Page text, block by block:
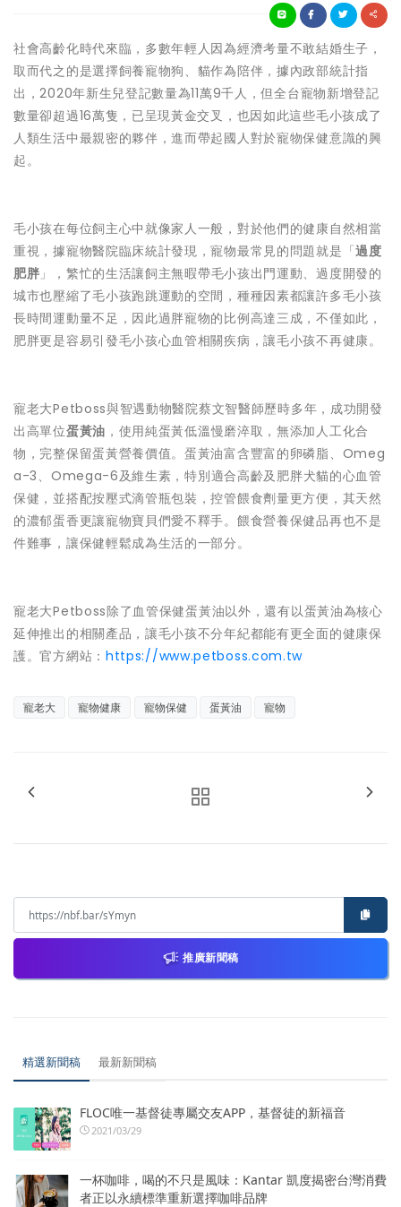
社會高齡化時代來臨，多數年輕人因為經濟考量不敢結婚生子，
取而代之的是選擇飼養寵物狗、貓作為陪伴，據內政部統計指
出，2020年新生兒登記數量為11萬9千人，但全台寵物新增登記
數量卻超過16萬隻，已呈現黃金交叉，也因如此這些毛小孩成了
人類生活中最親密的夥伴，進而帶起國人對於寵物保健意識的興
起。
毛小孩在每位飼主心中就像家人一般，對於他們的健康自然相當
重視，據寵物醫院臨床統計發現，寵物最常見的問題就是「過度
肥胖」，繁忙的生活讓飼主無暇帶毛小孩出門運動、過度開發的
城市也壓縮了毛小孩跑跳運動的空間，種種因素都讓許多毛小孩
長時間運動量不足，因此過胖寵物的比例高達三成，不僅如此，
肥胖更是容易引發毛小孩心血管相關疾病，讓毛小孩不再健康。
寵老大Petboss與智遇動物醫院蔡文智醫師歷時多年，成功開發
出高單位蛋黃油 ，使用純蛋黃低溫慢磨淬取，無添加人工化合
物，完整保留蛋黃營養價值。蛋黃油富含豐富的卵磷脂、Omeg
a-3、Omega-6及維生素，特別適合高齡及肥胖犬貓的心血管
保健，並搭配按壓式滴管瓶包裝，控管餵食劑量更方便，其天然
的濃郁蛋香更讓寵物寶貝們愛不釋手。餵食營養保健品再也不是
件難事，讓保健輕鬆成為生活的一部分。
寵老大Petboss除了血管保健蛋黃油以外，還有以蛋黃油為核心
延伸推出的相關產品，讓毛小孩不分年紀都能有更全面的健康保
護。官方網站： https://www.petboss.com.tw
寵老大 寵物健康 寵物保健 蛋黃油 寵物
推廣新聞稿
精選新聞稿 最新新聞稿
FLOC唯一基督徒專屬交友APP，基督徒的新福音
2021/03/29
一杯咖啡，喝的不只是風味：Kantar 凱度揭密台灣消費
者正以永續標準重新選擇咖啡品牌